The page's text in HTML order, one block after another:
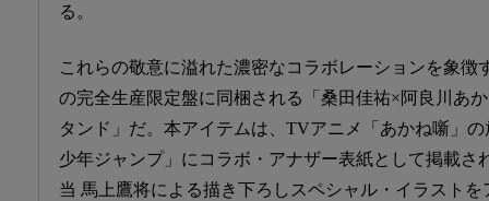
る。
これらの敬意に溢れた濃密なコラボレーションを象徴
の完全生産限定盤に同梱される「桑田佳祐×阿良川あか
タンド」だ。本アイテムは、TVアニメ「あかね噺」
少年ジャンプ」にコラボ・アナザー表紙として掲載さ
当 馬上鷹将による描き下ろしスペシャル・イラスト